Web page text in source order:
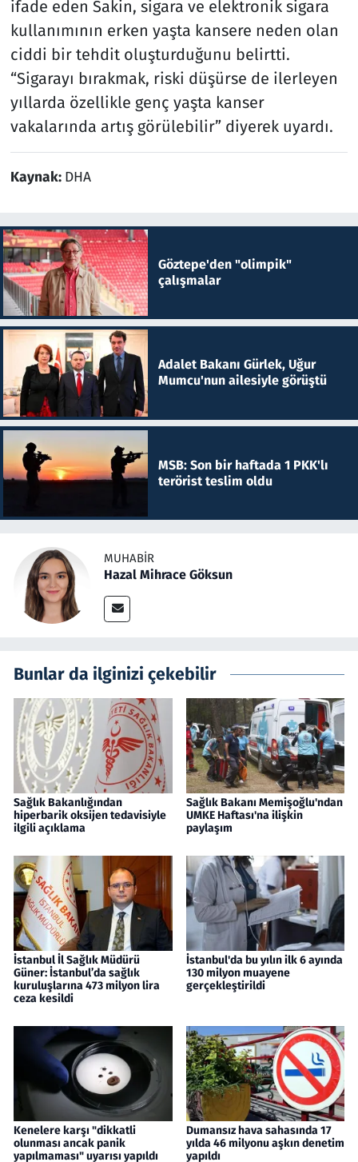
ifade eden Sakin, sigara ve elektronik sigara
kullanımının erken yaşta kansere neden olan
ciddi bir tehdit oluşturduğunu belirtti.
“Sigarayı bırakmak, riski düşürse de ilerleyen
yıllarda özellikle genç yaşta kanser
vakalarında artış görülebilir” diyerek uyardı.
Kaynak: DHA
Göztepe'den "olimpik"
çalışmalar
Adalet Bakanı Gürlek, Uğur
Mumcu'nun ailesiyle görüştü
MSB: Son bir haftada 1 PKK'lı
terörist teslim oldu
MUHABIR
Hazal Mihrace Göksun
Bunlar da ilginizi çekebilir
Sağlık Bakanlığından
hiperbarik oksijen tedavisiyle
ilgili açıklama
Sağlık Bakanı Memişoğlu'ndan
UMKE Haftası'na ilişkin
paylaşım
İstanbul İl Sağlık Müdürü
Güner: İstanbul’da sağlık
kuruluşlarına 473 milyon lira
ceza kesildi
İstanbul'da bu yılın ilk 6 ayında
130 milyon muayene
gerçekleştirildi
Kenelere karşı "dikkatli
olunması ancak panik
yapılmaması" uyarısı yapıldı
Dumansız hava sahasında 17
yılda 46 milyonu aşkın denetim
yapıldı